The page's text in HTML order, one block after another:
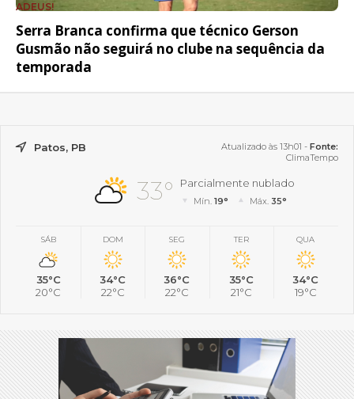
ADEUS!
Serra Branca confirma que técnico Gerson
Gusmão não seguirá no clube na sequência da
temporada
Patos, PB Atualizado às 13h01 - Fonte:
ClimaTempo
33° Parcialmente nublado
Mín.19° Máx. 35°
SÁB
35°C
20°C
DOM
34°C
22°C
SEG
36°C
22°C
TER
35°C
21°C
QUA
34°C
19°C